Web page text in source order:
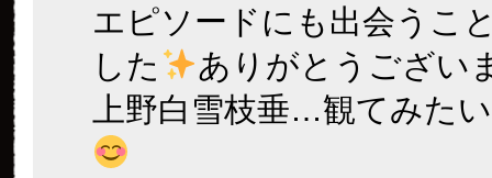
エピソードにも出会うこ
した
ありがとうござい
上野白雪枝垂…観てみた